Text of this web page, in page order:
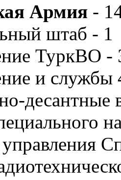
Армия -
штаб - 1
ТуркВО -
и
десантные